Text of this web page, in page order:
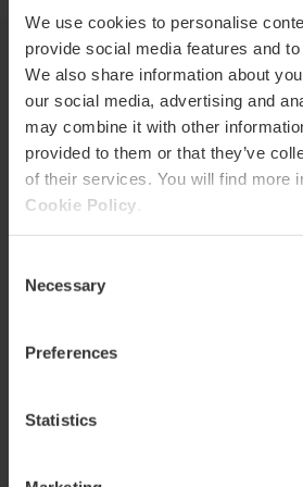
We use cookies to personalise
provide social media features and
We also share information about
our social media, advertising and
may combine it with other
provided to them or that they’ve
of their services. You will find more
Cookie Policy
Selection
Necessary
Preferences
Statistics
Ocio y estilo de vida
Para los que buscan acción,
fundirse con el ambiente de la